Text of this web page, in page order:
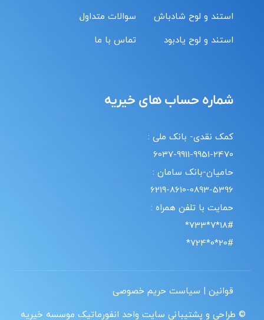
استند و لوح شادباش
استند و لوح یادبود
سوالات متداول
تماس با ما
شماره حساب های خیریه
کمک نقدی- بانک ملی :
6037-9911-9951-2470
حامیان-بانک سامان :
6219-8610-0893-5396
حمایت با تلفن همراه :
18#*7*733*
20#*0*724*
قوانین | سیاست حریم خصوصی
© طراحی و پشتیبانی سایت واحد انفورماتیک موسسه خیریه